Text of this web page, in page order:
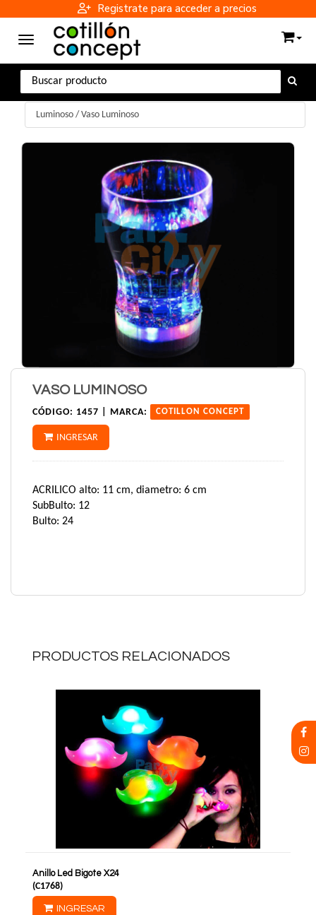
Registrate para acceder a precios
Toggle navigation
Luminoso / Vaso Luminoso
VASO LUMINOSO
CÓDIGO: 1457 | MARCA: COTILLON CONCEPT
INGRESAR
ACRILICO alto: 11 cm, diametro: 6 cm
SubBulto: 12
Bulto: 24
PRODUCTOS RELACIONADOS
Anillo Led Bigote X24
(C1768)
INGRESAR